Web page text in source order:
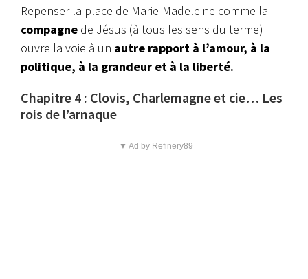
Repenser la place de Marie-Madeleine comme la
compagne de Jésus (à tous les sens du terme)
ouvre la voie à un autre rapport à l’amour, à la
politique, à la grandeur et à la liberté.
Chapitre 4 : Clovis, Charlemagne et cie… Les
rois de l’arnaque
▼ Ad by Refinery89